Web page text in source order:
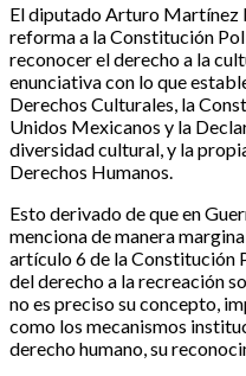
El diputado Arturo Martínez
reforma a la Constitución
reconocer el derecho a la
enunciativa con lo que
Derechos Culturales, la
Unidos Mexicanos y la
diversidad cultural, y la
Derechos Humanos.
Esto derivado de que en
menciona de manera
artículo 6 de la Constitución
del derecho a la recreación
no es preciso su concepto,
como los mecanismos
derecho humano, su